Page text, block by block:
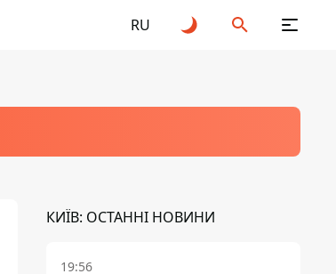
RU
КИЇВ: ОСТАННІ НОВИНИ
19:56